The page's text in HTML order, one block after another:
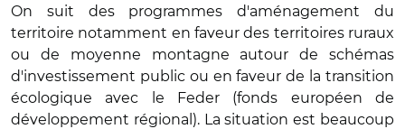
On suit des programmes d'aménagement du
territoire notamment en faveur des territoires ruraux
ou de moyenne montagne autour de schémas
d'investissement public ou en faveur de la transition
écologique avec le Feder (fonds européen de
développement régional). La situation est beaucoup